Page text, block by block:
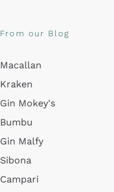
From our Blog
Macallan
Kraken
Gin Mokey's
Bumbu
Gin Malfy
Sibona
Campari